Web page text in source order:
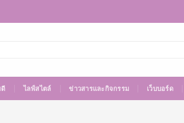
ไลฟ์สไตล์ ข่าวสารและกิจกรรม เว็บบอร์ด